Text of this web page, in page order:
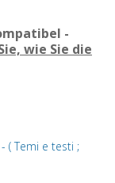
-
wie Sie die
( Temi e testi ;